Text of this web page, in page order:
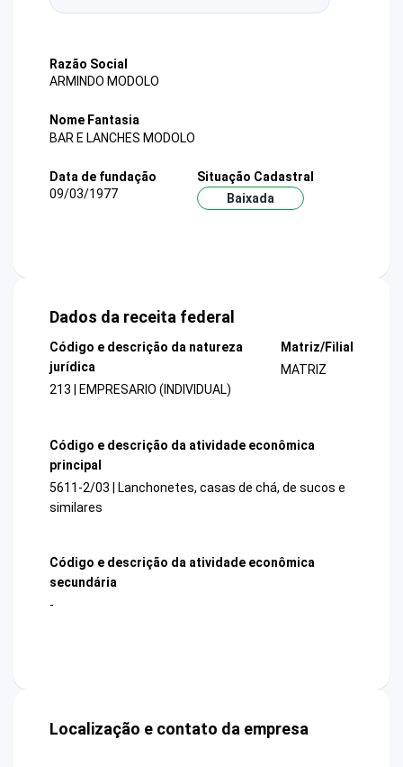
Razão Social
ARMINDO MODOLO
Nome Fantasia
BAR E LANCHES MODOLO
Data de fundação
09/03/1977
Situação Cadastral
Baixada
Dados da receita federal
Código e descrição da natureza
jurídica
213 | EMPRESARIO (INDIVIDUAL)
Matriz/Filial
MATRIZ
Código e descrição da atividade econômica
principal
5611-2/03 | Lanchonetes, casas de chá, de sucos e
similares
Código e descrição da atividade econômica
secundária
-
Localização e contato da empresa